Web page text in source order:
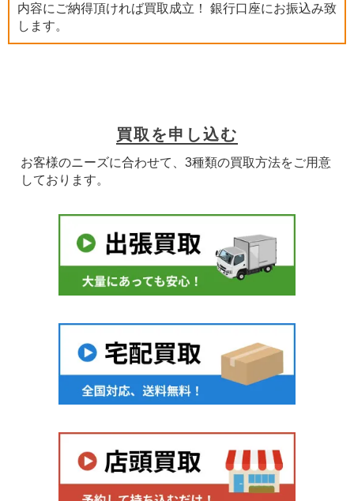
内容にご納得頂ければ買取成立！ 銀行口座にお振込み致
します。
買取を申し込む
お客様のニーズに合わせて、3種類の買取方法をご用意
しております。